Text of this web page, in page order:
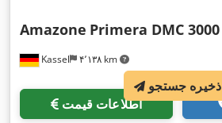
Kassel ۴٬۱۳۸ km
Amazone Primera DMC 3000
اطلاعات قیمت
ذخیره جستجو